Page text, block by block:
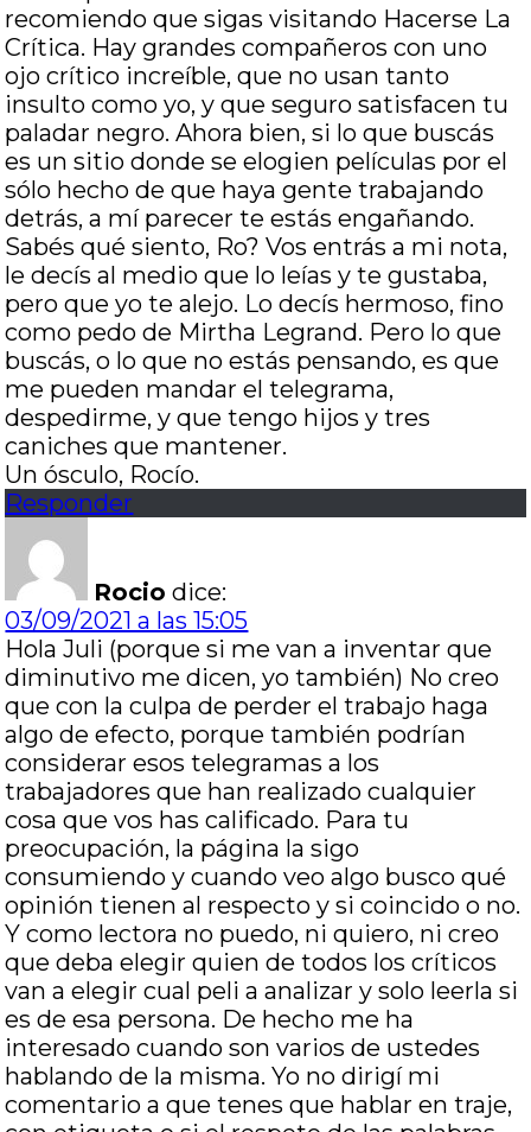
recomiendo que sigas visitando Hacerse La
Crítica. Hay grandes compañeros con uno
ojo crítico increíble, que no usan tanto
insulto como yo, y que seguro satisfacen tu
paladar negro. Ahora bien, si lo que buscás
es un sitio donde se elogien películas por el
sólo hecho de que haya gente trabajando
detrás, a mí parecer te estás engañando.
Sabés qué siento, Ro? Vos entrás a mi nota,
le decís al medio que lo leías y te gustaba,
pero que yo te alejo. Lo decís hermoso, fino
como pedo de Mirtha Legrand. Pero lo que
buscás, o lo que no estás pensando, es que
me pueden mandar el telegrama,
despedirme, y que tengo hijos y tres
caniches que mantener.
Un ósculo, Rocío.
Responder
Rocio dice:
03/09/2021 a las 15:05
Hola Juli (porque si me van a inventar que
diminutivo me dicen, yo también) No creo
que con la culpa de perder el trabajo haga
algo de efecto, porque también podrían
considerar esos telegramas a los
trabajadores que han realizado cualquier
cosa que vos has calificado. Para tu
preocupación, la página la sigo
consumiendo y cuando veo algo busco qué
opinión tienen al respecto y si coincido o no.
Y como lectora no puedo, ni quiero, ni creo
que deba elegir quien de todos los críticos
van a elegir cual peli a analizar y solo leerla si
es de esa persona. De hecho me ha
interesado cuando son varios de ustedes
hablando de la misma. Yo no dirigí mi
comentario a que tenes que hablar en traje,